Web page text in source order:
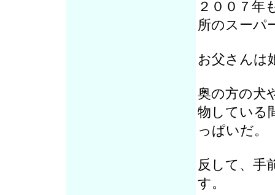
２００７年
所のスーパ
お父さんは
奥の方の犬
物している
っぱいだ。
反して、手
す。